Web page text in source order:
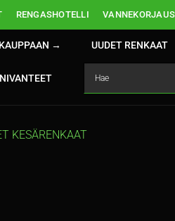
RENGASHOTELLI VANNEKORJAUS
→ UUDET RENKAAT
KESÄRENKAAT